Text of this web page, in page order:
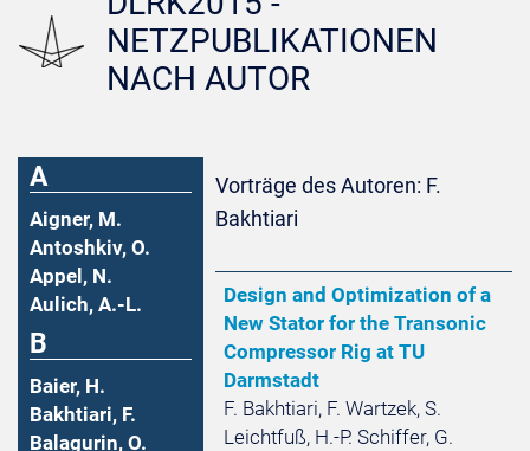
NETZPUBLIKATIONEN
NACH AUTOR
A
Aigner, M.
Antoshkiv, O.
Appel, N.
Aulich, A.-L.
B
Baier, H.
Bakhtiari, F.
Balagurin, O.
Vorträge des Autoren: F.
Bakhtiari
Design and Optimization of a
New Stator for the Transonic
Compressor Rig at TU
Darmstadt
F. Bakhtiari, F. Wartzek, S.
Leichtfuß, H.-P. Schiffer, G.